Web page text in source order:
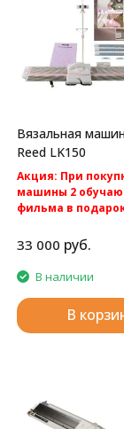
Вязальная
Reed LK150
Акция: При
машины 2
фильма в
доставка по
Silver Reed LK150
Однофонтурная
машина 4 класса.
33 000 руб.
В наличии
В